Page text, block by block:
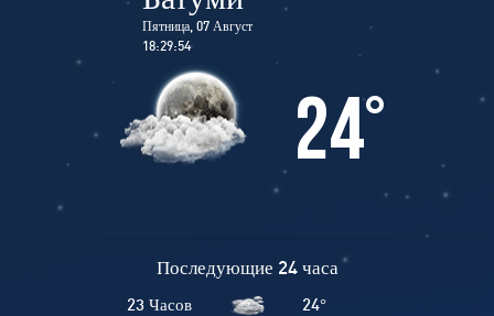
Пятница, 07 Август
18:29:54
24°
Последующие 24 часа
23 Часов 24°